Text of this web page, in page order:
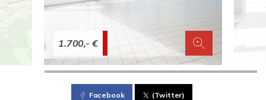
1.700,- €
Facebook (Twitter)